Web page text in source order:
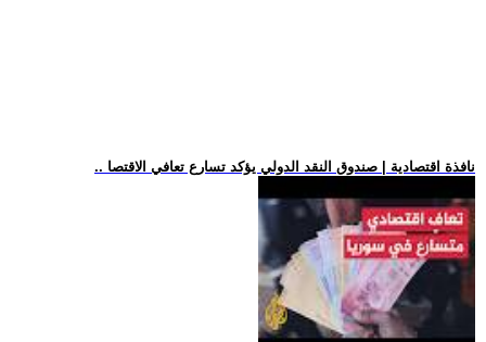
.. نافذة اقتصادية | صندوق النقد الدولي يؤكد تسارع تعافي الاقتصا